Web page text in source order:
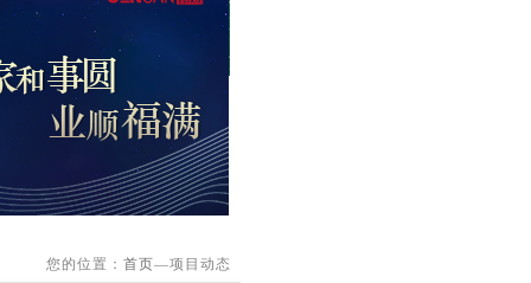
您的位置： 首页—项目动态